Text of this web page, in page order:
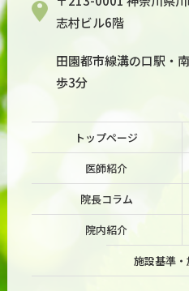
志村ビル6階
田園都市線溝の口駅・
歩3分
トップページ
医師紹介
院長コラム
院内紹介
施設基準